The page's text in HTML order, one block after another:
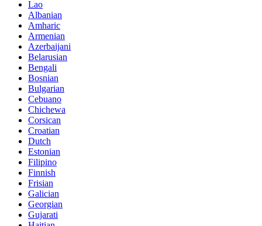
Lao
Albanian
Amharic
Armenian
Azerbaijani
Belarusian
Bengali
Bosnian
Bulgarian
Cebuano
Chichewa
Corsican
Croatian
Dutch
Estonian
Filipino
Finnish
Frisian
Galician
Georgian
Gujarati